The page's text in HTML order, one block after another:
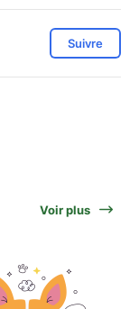
Suivre
Voir plus